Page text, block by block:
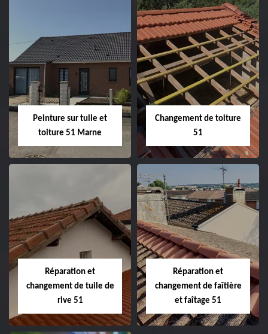
Peintre et peinture
de façade 51
Hydrofuge toiture
51
Peinture sur tuile et
toiture 51 Marne
Peinture sur tuile
et toiture 51
Marne
Changement de toiture
51
Changement de
toiture 51
Réparation et
changement de tuile de
rive 51
Réparation et
changement de faîtière
et faîtage 51